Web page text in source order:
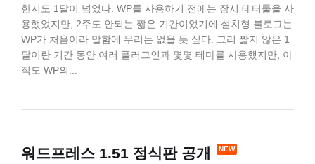
한지도 1달이 넘었다. WP를 사용하기 전에는 잠시 테터툴을 사
용했었지만, 2주도 안되는 짧은 기간이었기에 설치형 블로그는
WP가 처음이라 말함에 무리는 없을 듯 싶다. 그리 짧지 않은 1
달이란 기간 동안 여러 플러그인과 몇몇 테마를 사용했지만, 아
직도 WP의...
워드프레스 1.51 정식판 공개